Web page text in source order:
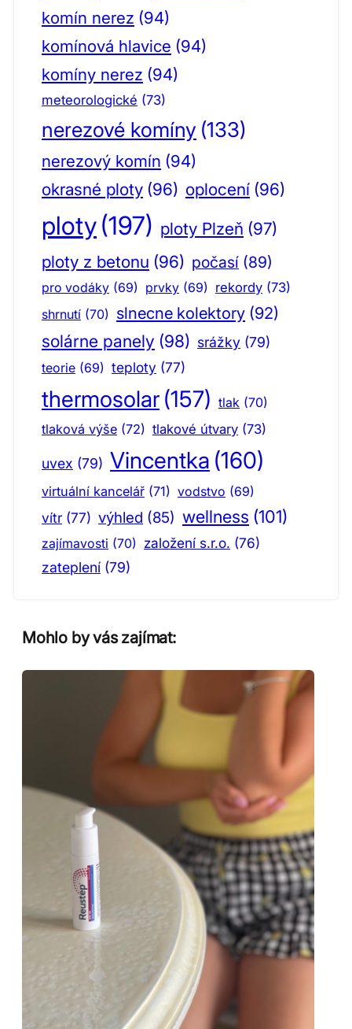
komín nerez (94)
komínová hlavice (94)
komíny nerez (94)
meteorologické (73)
nerezové komíny (133)
nerezový komín (94)
okrasné ploty (96) oplocení (96)
ploty(197) ploty Plzeň (97)
ploty z betonu (96) počasí (89)
pro vodáky (69) prvky (69) rekordy (73)
shrnutí (70) slnecne kolektory (92)
solárne panely (98) srážky (79)
teorie (69) teploty (77)
thermosolar (157) tlak (70)
tlaková výše (72) tlakové útvary (73)
uvex (79) Vincentka (160)
virtuální kancelář (71) vodstvo (69)
vítr (77) výhled (85) wellness (101)
zajímavosti (70) založení s.r.o. (76)
zateplení (79)
Mohlo by vás zajímat: